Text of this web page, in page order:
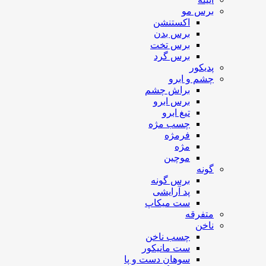
برس مو
اکستنشن
برس بدن
برس تخت
برس گرد
پدیکور
چشم و ابرو
براش چشم
برس ابرو
تیغ ابرو
چسب مژه
فرمژه
مژه
موچین
گونه
برس گونه
پد آرایشی
ست میکاپ
متفرقه
ناخن
چسب ناخن
ست مانیکور
سوهان دست و پا